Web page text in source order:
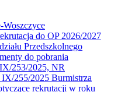
Woszczyce
do OP 2026/2027
Przedszkolnego
do pobrania
253/2025, NR
255/2025 Burmistrza
rekrutacji w roku